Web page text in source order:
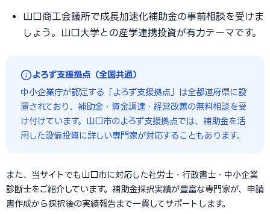
山口商工会議所で成長加速化補助金の事前相談を受けま
しょう。山口大学との産学連携投資が有力テーマです。
よろず支援拠点（全国共通）
中小企業庁が認定する「よろず支援拠点」は全都道府県に設
置されており、補助金・資金調達・経営改善の無料相談を受
け付けています。山口市のよろず支援拠点では、補助金を活
用した設備投資に詳しい専門家が対応することもあります。
また、当サイトでも山口市に対応した社労士・行政書士・中小企業
診断士をご紹介しています。補助金採択実績が豊富な専門家が、申請
書作成から採択後の実績報告まで一貫してサポートします。